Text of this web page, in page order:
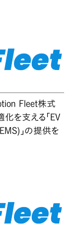
Fleet株式
を支える「EV
」の提供を